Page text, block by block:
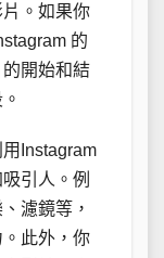
。如果你
的
開始和結
Instagram
引人。例
濾鏡等，
此外，你